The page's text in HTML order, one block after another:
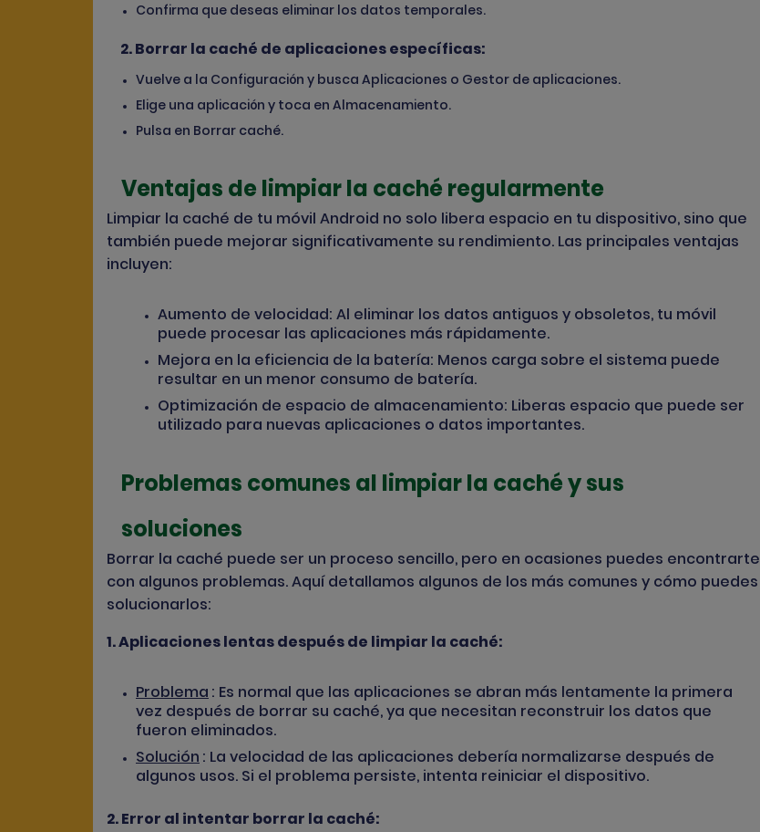
Confirma que deseas eliminar los datos temporales.
2.Borrar la caché de aplicaciones específicas:
Vuelve a la Configuración y busca Aplicaciones o Gestor de aplicaciones.
Elige una aplicación y toca en Almacenamiento.
Pulsa en Borrar caché.
Ventajas de limpiar la caché regularmente
Limpiar la caché de tu móvil Android no solo libera espacio en tu dispositivo, sino que
también puede mejorar significativamente su rendimiento. Las principales ventajas
incluyen:
Aumento de velocidad: Al eliminar los datos antiguos y obsoletos, tu móvil
puede procesar las aplicaciones más rápidamente.
Mejora en la eficiencia de la batería: Menos carga sobre el sistema puede
resultar en un menor consumo de batería.
Optimización de espacio de almacenamiento: Liberas espacio que puede ser
utilizado para nuevas aplicaciones o datos importantes.
Problemas comunes al limpiar la caché y sus
soluciones
Borrar la caché puede ser un proceso sencillo, pero en ocasiones puedes encontrarte
con algunos problemas. Aquí detallamos algunos de los más comunes y cómo puedes
solucionarlos:
1. Aplicaciones lentas después de limpiar la caché:
Problema : Es normal que las aplicaciones se abran más lentamente la primera
vez después de borrar su caché, ya que necesitan reconstruir los datos que
fueron eliminados.
Solución : La velocidad de las aplicaciones debería normalizarse después de
algunos usos. Si el problema persiste, intenta reiniciar el dispositivo.
2. Error al intentar borrar la caché: